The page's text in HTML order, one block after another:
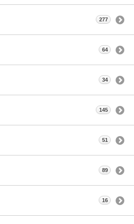
277
64
34
145
51
89
16